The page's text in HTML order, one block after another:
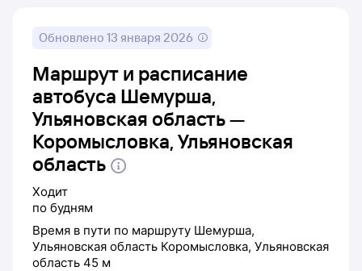
Обновлено 13 января 2026
Маршрут и расписание
автобуса Шемурша,
Ульяновская область —
Коромысловка, Ульяновская
область
Ходит
по будням
Время в пути по маршруту Шемурша,
Ульяновская область Коромысловка, Ульяновская
область 45 м